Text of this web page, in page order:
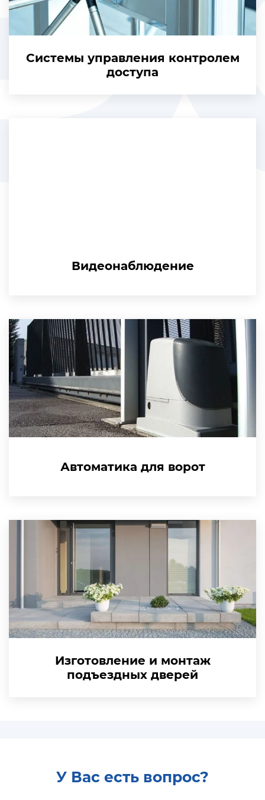
Системы управления контролем
доступа
Видеонаблюдение
Автоматика для ворот
Изготовление и монтаж
подъездных дверей
У Вас есть вопрос?